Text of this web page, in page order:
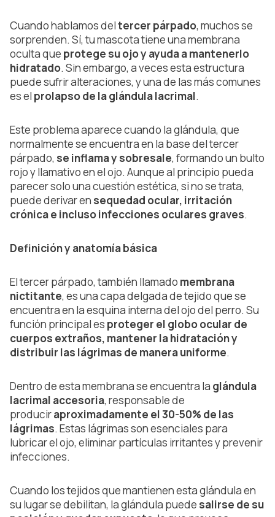
Cuando hablamos deltercer párpado, muchos se
sorprenden. Sí, tu mascota tiene una membrana
oculta que protege su ojo y ayuda a mantenerlo
hidratado. Sin embargo, a veces esta estructura
puede sufrir alteraciones, y una de las más comunes
es el prolapso de la glándula lacrimal.
Este problema aparece cuando la glándula, que
normalmente se encuentra en la base del tercer
párpado, se inflama y sobresale, formando un bulto
rojo y llamativo en el ojo. Aunque al principio pueda
parecer solo una cuestión estética, si no se trata,
puede derivar en sequedad ocular, irritación
crónica e incluso infecciones oculares graves.
Definición y anatomía básica
El tercer párpado, también llamado membrana
nictitante, es una capa delgada de tejido que se
encuentra en la esquina interna del ojo del perro. Su
función principal es proteger el globo ocular de
cuerpos extraños, mantener la hidratación y
distribuir las lágrimas de manera uniforme.
Dentro de esta membrana se encuentra la glándula
lacrimal accesoria, responsable de
produciraproximadamente el 30-50% de las
lágrimas. Estas lágrimas son esenciales para
lubricar el ojo, eliminar partículas irritantes y prevenir
infecciones.
Cuando los tejidos que mantienen esta glándula en
su lugar se debilitan, la glándula puede salirse de su